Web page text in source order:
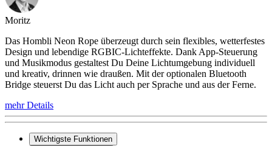
Moritz
Das Hombli Neon Rope überzeugt durch sein flexibles, wetterfestes
Design und lebendige RGBIC-Lichteffekte. Dank App-Steuerung
und Musikmodus gestaltest Du Deine Lichtumgebung individuell
und kreativ, drinnen wie draußen. Mit der optionalen Bluetooth
Bridge steuerst Du das Licht auch per Sprache und aus der Ferne.
mehr Details
Wichtigste Funktionen